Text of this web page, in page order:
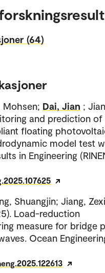
(64)
Mohsen; Dai, Jian ;
and prediction
floating
model test
in Engineering
Shuangjin; Jiang,
Load-reduction
measure for bridge
Ocean